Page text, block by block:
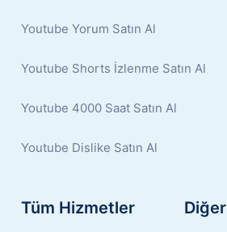
Youtube Yorum Satın Al
Youtube Shorts İzlenme Satın Al
Youtube 4000 Saat Satın Al
Youtube Dislike Satın Al
Tüm Hizmetler Diğer